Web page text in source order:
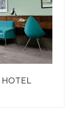
HOTEL